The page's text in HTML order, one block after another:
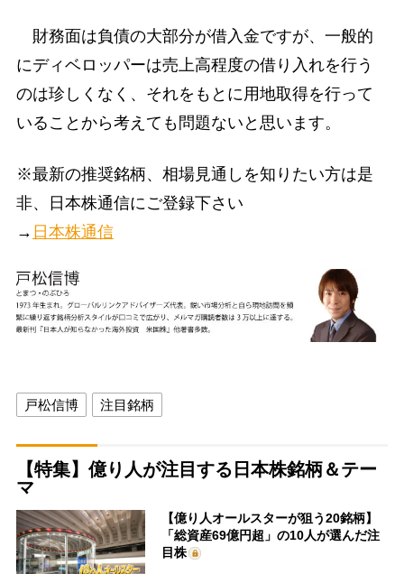
財務面は負債の大部分が借入金ですが、一般的
にディベロッパーは売上高程度の借り入れを行う
のは珍しくなく、それをもとに用地取得を行って
いることから考えても問題ないと思います。
※最新の推奨銘柄、相場見通しを知りたい方は是
非、日本株通信にご登録下さい
→ 日本株通信
戸松信博 注目銘柄
【特集】億り人が注目する日本株銘柄＆テー
マ
【億り人オールスターが狙う20銘柄】
「総資産69億円超」の10人が選んだ注
目株